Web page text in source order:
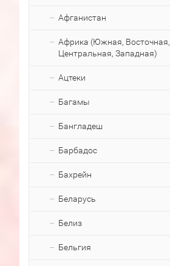
Афганистан
Африка (Южная, Восточная,
Центральная, Западная)
Ацтеки
Багамы
Бангладеш
Барбадос
Бахрейн
Беларусь
Белиз
Бельгия